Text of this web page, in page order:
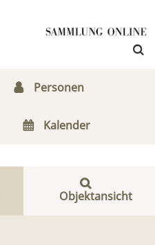
Personen
Kalender
Objektansicht